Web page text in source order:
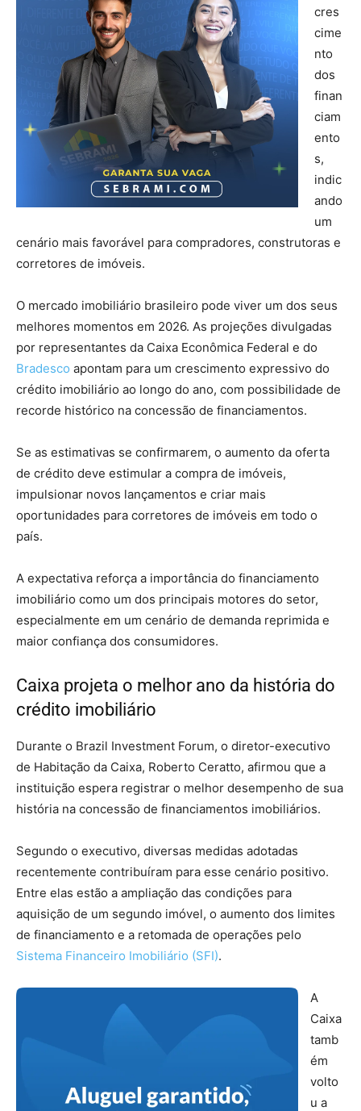
cres
cime
nto
dos
finan
ciam
ento
s,
indic
ando
um
cenário mais favorável para compradores, construtoras e
corretores de imóveis.
O mercado imobiliário brasileiro pode viver um dos seus
melhores momentos em 2026. As projeções divulgadas
por representantes da Caixa Econômica Federal e do
Bradesco apontam para um crescimento expressivo do
crédito imobiliário ao longo do ano, com possibilidade de
recorde histórico na concessão de financiamentos.
Se as estimativas se confirmarem, o aumento da oferta
de crédito deve estimular a compra de imóveis,
impulsionar novos lançamentos e criar mais
oportunidades para corretores de imóveis em todo o
país.
A expectativa reforça a importância do financiamento
imobiliário como um dos principais motores do setor,
especialmente em um cenário de demanda reprimida e
maior confiança dos consumidores.
Caixa projeta o melhor ano da história do
crédito imobiliário
Durante o Brazil Investment Forum, o diretor-executivo
de Habitação da Caixa, Roberto Ceratto, afirmou que a
instituição espera registrar o melhor desempenho de sua
história na concessão de financiamentos imobiliários.
Segundo o executivo, diversas medidas adotadas
recentemente contribuíram para esse cenário positivo.
Entre elas estão a ampliação das condições para
aquisição de um segundo imóvel, o aumento dos limites
de financiamento e a retomada de operações pelo
Sistema Financeiro Imobiliário (SFI).
A
Caixa
tamb
ém
volto
u a